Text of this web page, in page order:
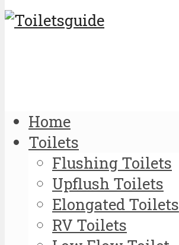
Home
Toilets
Flushing Toilets
Upflush Toilets
Elongated Toilets
RV Toilets